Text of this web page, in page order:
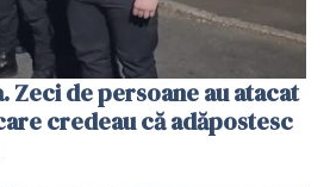
Zeci de persoane au atacat
credeau că adăpostesc